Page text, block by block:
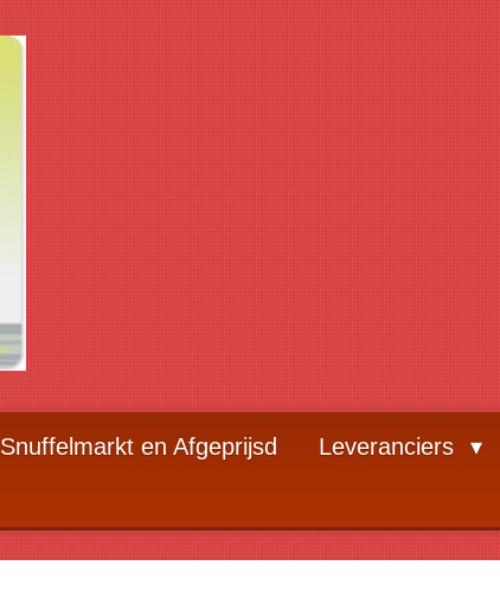
Snuffelmarkt en Afgeprijsd
Leveranciers